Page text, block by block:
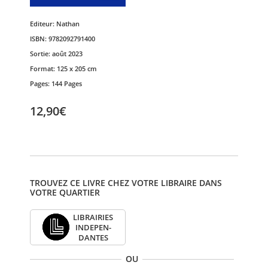
Editeur: Nathan
ISBN: 9782092791400
Sortie: août 2023
Format: 125 x 205 cm
Pages: 144 Pages
12,90€
TROUVEZ CE LIVRE CHEZ VOTRE LIBRAIRE DANS
VOTRE QUARTIER
LIBRAI­RIES
INDE­PEN­
DANTES
OU